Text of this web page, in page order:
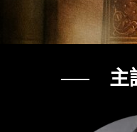
── 主